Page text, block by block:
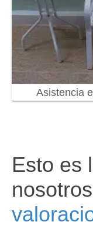
Asistencia
Esto es